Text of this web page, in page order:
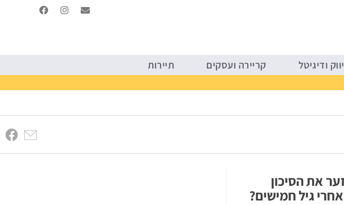
תיירות
ודיגיטל קריירה ועסקים תיירות
את הסיכון
גיל חמישים?